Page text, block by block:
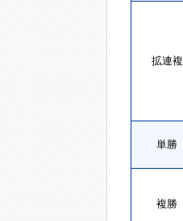
拡連複
単勝
複勝